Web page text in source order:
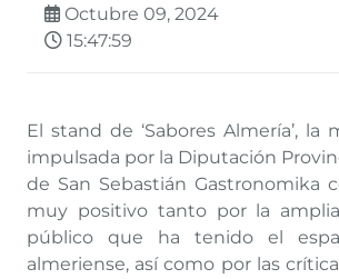
Octubre 09, 2024
15:47:59
El stand de ‘Sabores Almería’, la
impulsada por la Diputación
de San Sebastián Gastronomika
muy positivo tanto por la
público que ha tenido el
almeriense, así como por las